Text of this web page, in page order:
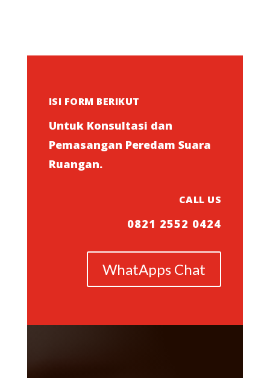
ISI FORM BERIKUT
Untuk Konsultasi dan
Pemasangan Peredam Suara
Ruangan.
CALL US
0821 2552 0424
WhatApps Chat